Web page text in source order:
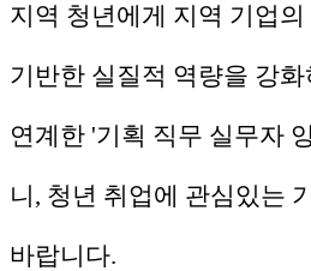
지역 청년에게 지역 기업
기반한 실질적 역량을 강
연계한 '기획 직무 실무자
니, 청년 취업에 관심있는
바랍니다.